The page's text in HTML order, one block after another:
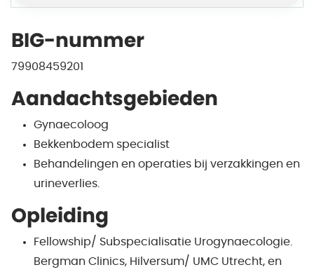
BIG-nummer
79908459201
Aandachtsgebieden
Gynaecoloog
Bekkenbodem specialist
Behandelingen en operaties bij verzakkingen en
urineverlies.
Opleiding
Fellowship/ Subspecialisatie Urogynaecologie.
Bergman Clinics, Hilversum/ UMC Utrecht, en